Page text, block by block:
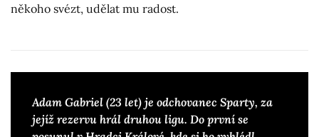
někoho svézt, udělat mu radost.
Adam Gabriel (23 let) je odchovanec Sparty, za
jejíž rezervu hrál druhou ligu. Do první se